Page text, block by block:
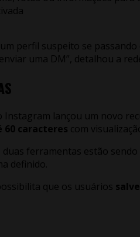
perfil suspeito se
uma DM”, detalhou a
Instagram lançou um novo
60 caracteres com
duas ferramentas estão
definido.
que os usuários